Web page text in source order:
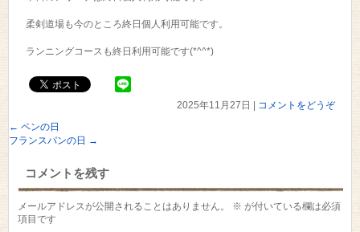
柔剣道場も今のところ終日個人利用可能です。
ランニングコースも終日利用可能です(*^^*)
2025年11月27日
コメントをどうぞ
← ペンの日
フランスパンの日 →
コメントを残す
メールアドレスが公開されることはありません。 ※ が付いている欄は必須
項目です